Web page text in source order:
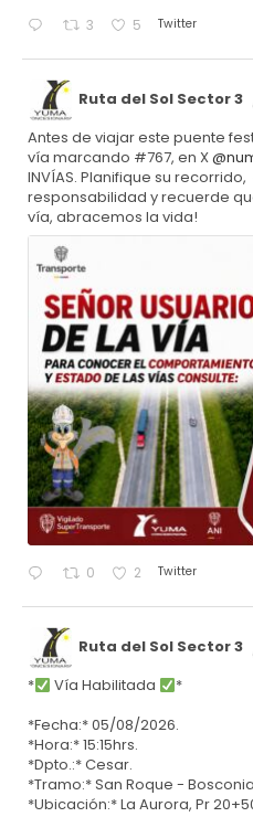
3 5 Twitter
Ruta del Sol Sector 3
Antes de viajar este puente
vía marcando #767, en X
INVÍAS. Planifique su
responsabilidad y recuerde
vía, abracemos la vida!
0 2 Twitter
Ruta del Sol Sector 3
* Vía Habilitada
*
*Fecha:* 05/08/2026.
*Hora:* 15:15hrs.
*Dpto.:* Cesar.
*Tramo:* San Roque -
*Ubicación:* La Aurora, Pr